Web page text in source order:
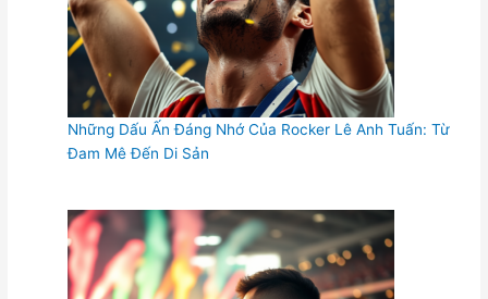
Những Dấu Ấn Đáng Nhớ Của Rocker Lê Anh Tuấn: Từ
Đam Mê Đến Di Sản